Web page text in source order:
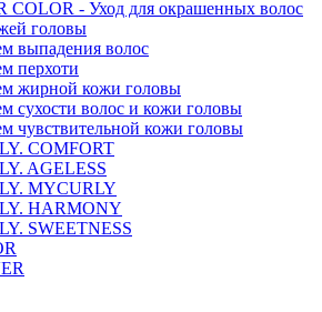
COLOR - Уход для окрашенных волос
головы
выпадения волос
перхоти
жирной кожи головы
сухости волос и кожи головы
чувствительной кожи головы
COMFORT
AGELESS
MYCURLY
HARMONY
SWEETNESS